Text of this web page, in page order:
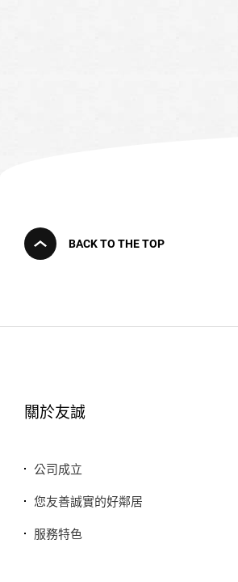
BACK TO THE TOP
關於友誠
公司成立
您友善誠實的好鄰居
服務特色